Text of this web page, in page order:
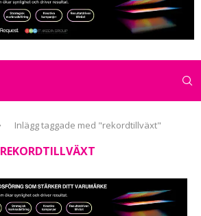
Inlägg taggade med "rekordtillväxt"
REKORDTILLVÄXT